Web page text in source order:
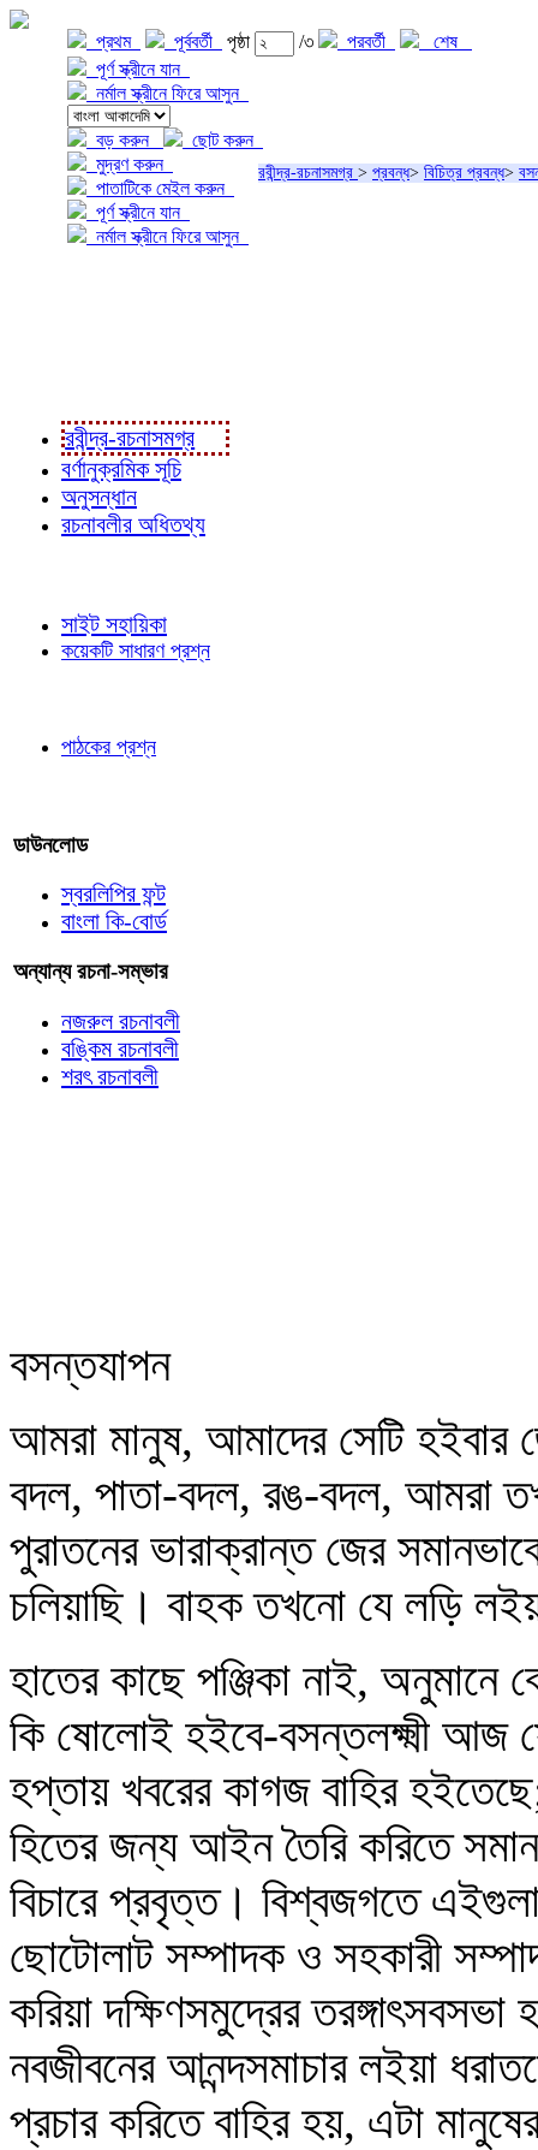
প্রথম পূর্ববর্তী পৃষ্ঠা /৩ পরবর্তী
শেষ
পূর্ণ স্ক্রীনে যান
নর্মাল স্ক্রীনে ফিরে আসুন
বড় করুন
ছোট করুন
মুদ্রণ করুন
পাতাটিকে মেইল করুন
পূর্ণ স্ক্রীনে যান
নর্মাল স্ক্রীনে ফিরে আসুন
রবীন্দ্র-রচনাসমগ্র > প্রবন্ধ> বিচিত্র প্রবন্ধ>
রবীন্দ্র-রচনাসমগ্র
বর্ণানুক্রমিক সূচি
অনুসন্ধান
রচনাবলীর অধিতথ্য
সাইট সহায়িকা
কয়েকটি সাধারণ প্রশ্ন
পাঠকের প্রশ্ন
ডাউনলোড
স্বরলিপির ফন্ট
বাংলা কি-বোর্ড
অন্যান্য রচনা-সম্ভার
নজরুল রচনাবলী
বঙ্কিম রচনাবলী
শরৎ রচনাবলী
বসন্তযাপন
আমরা মানুষ, আমাদের সেটি হইবার
বদল, পাতা-বদল, রঙ-বদল, আমরা
পুরাতনের ভারাক্রান্ত জের
চলিয়াছি। বাহক তখনো যে লড়ি
হাতের কাছে পঞ্জিকা নাই,
কি ষোলোই হইবে-বসন্তলক্ষ্মী
হপ্তায় খবরের কাগজ বাহির
হিতের জন্য আইন তৈরি করিতে
বিচারে প্রবৃত্ত। বিশ্বজগতে
ছোটোলাট সম্পাদক ও সহকারী
করিয়া দক্ষিণসমুদ্রের
নবজীবনের আনন্দসমাচার লইয়া
প্রচার করিতে বাহির হয়, এটা